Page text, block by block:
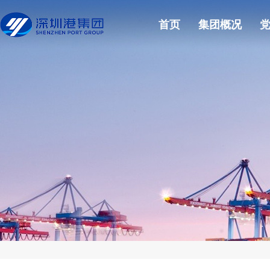
首页 集团概况